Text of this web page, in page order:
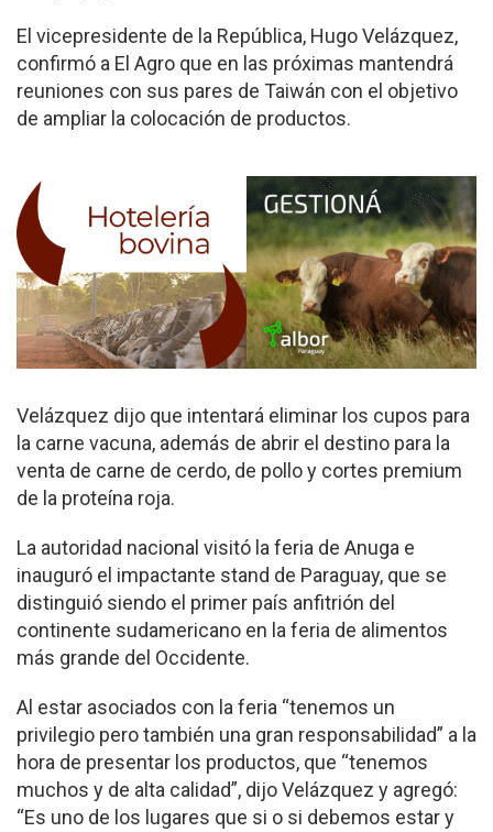
El vicepresidente de la República, Hugo Velázquez,
confirmó a El Agro que en las próximas mantendrá
reuniones con sus pares de Taiwán con el objetivo
de ampliar la colocación de productos.
Velázquez dijo que intentará eliminar los cupos para
la carne vacuna, además de abrir el destino para la
venta de carne de cerdo, de pollo y cortes premium
de la proteína roja.
La autoridad nacional visitó la feria de Anuga e
inauguró el impactante stand de Paraguay, que se
distinguió siendo el primer país anfitrión del
continente sudamericano en la feria de alimentos
más grande del Occidente.
Al estar asociados con la feria “tenemos un
privilegio pero también una gran responsabilidad” a la
hora de presentar los productos, que “tenemos
muchos y de alta calidad”, dijo Velázquez y agregó:
“Es uno de los lugares que si o si debemos estar y